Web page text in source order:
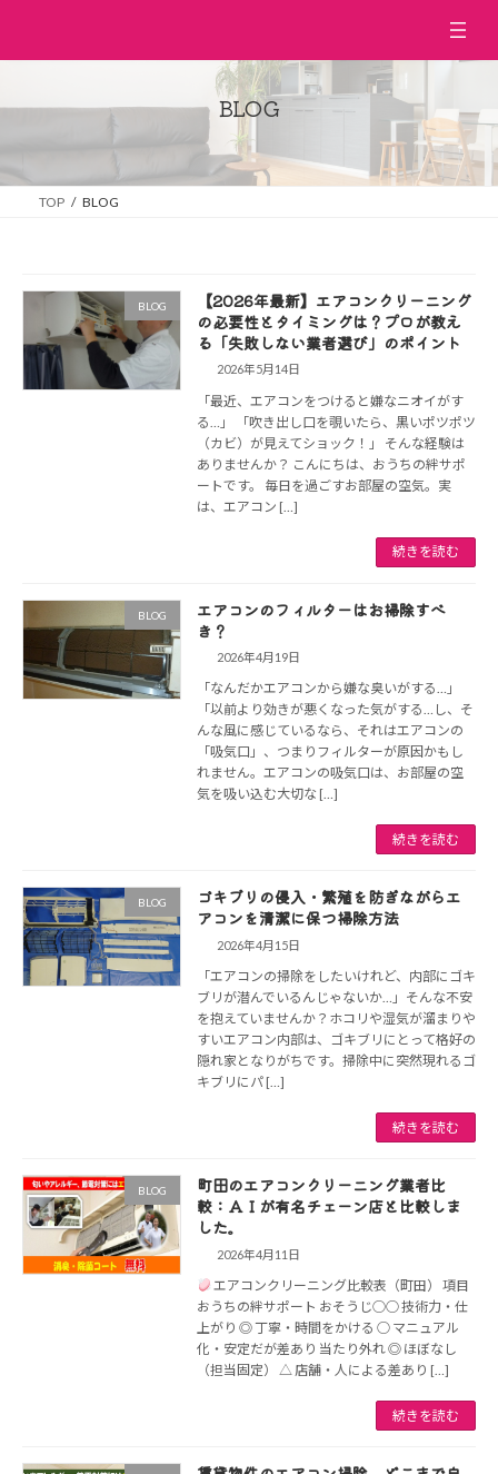
ッ
移
BLOG
TOP BLOG
BLOG
【2026年最新】エアコンクリーニング
の必要性とタイミングは？プロが教え
る「失敗しない業者選び」のポイント
2026年5月14日
「最近、エアコンをつけると嫌なニオイがす
る…」 「吹き出し口を覗いたら、黒いポツポツ
（カビ）が見えてショック！」 そんな経験は
ありませんか？ こんにちは、おうちの絆サポ
ートです。 毎日を過ごすお部屋の空気。実
は、エアコン […]
続きを読む
BLOG
エアコンのフィルターはお掃除すべ
き？
2026年4月19日
「なんだかエアコンから嫌な臭いがする…」
「以前より効きが悪くなった気がする…し、そ
んな風に感じているなら、それはエアコンの
「吸気口」、つまりフィルターが原因かもし
れません。エアコンの吸気口は、お部屋の空
気を吸い込む大切な […]
続きを読む
BLOG
ゴキブリの侵入・繁殖を防ぎながらエ
アコンを清潔に保つ掃除方法
2026年4月15日
「エアコンの掃除をしたいけれど、内部にゴキ
ブリが潜んでいるんじゃないか…」そんな不安
を抱えていませんか？ホコリや湿気が溜まりや
すいエアコン内部は、ゴキブリにとって格好の
隠れ家となりがちです。掃除中に突然現れるゴ
キブリにパ […]
続きを読む
BLOG
町田のエアコンクリーニング業者比
較：ＡＩが有名チェーン店と比較しま
した。
2026年4月11日
エアコンクリーニング比較表（町田） 項目
おうちの絆サポート おそうじ○○ 技術力・仕
上がり ◎ 丁寧・時間をかける ○ マニュアル
化・安定だが差あり 当たり外れ ◎ ほぼなし
（担当固定） △ 店舗・人による差あり […]
続きを読む